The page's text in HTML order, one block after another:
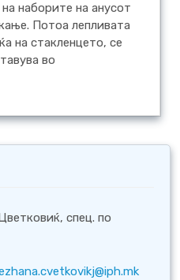
наборите на анусот
Потоа лепливата
на стакленцето, се
во
спец. по